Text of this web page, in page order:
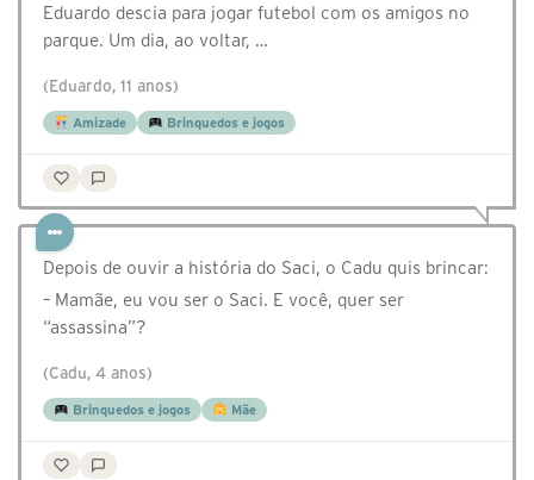
Eduardo descia para jogar futebol com os amigos no
parque. Um dia, ao voltar, …
(Eduardo, 11 anos)
Amizade Brinquedos e jogos
Depois de ouvir a história do Saci, o Cadu quis brincar:
– Mamãe, eu vou ser o Saci. E você, quer ser
“assassina”?
(Cadu, 4 anos)
Brinquedos e jogos Mãe